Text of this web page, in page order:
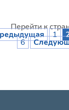
Перейти к
1
6